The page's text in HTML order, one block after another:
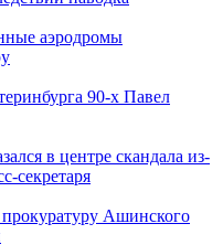
аэродромы
90-х Павел
в центре скандала из-
секретаря
прокуратуру Ашинского